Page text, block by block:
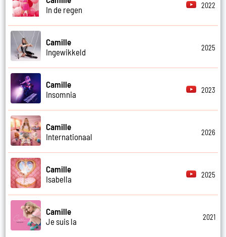
In de regen
2022
Camille
Ingewikkeld
2025
Camille
Insomnia
2023
Camille
Internationaal
2026
Camille
Isabella
2025
Camille
Je suis la
2021